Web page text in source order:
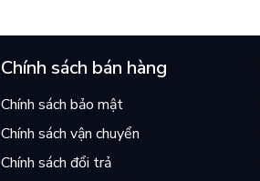
Chính sách bán hàng
Chính sách bảo mật
Chính sách vận chuyển
Chính sách đổi trả